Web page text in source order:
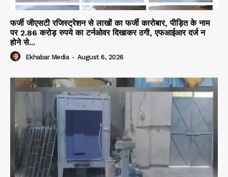
फर्जी जीएसटी रजिस्ट्रेशन से लाखों का फर्जी कारोबार, पीड़ित के नाम
पर 2.86 करोड़ रुपये का टर्नओवर दिखाकर ठगी, एफआईआर दर्ज न
होने से...
Ekhabar Media - August 6, 2026